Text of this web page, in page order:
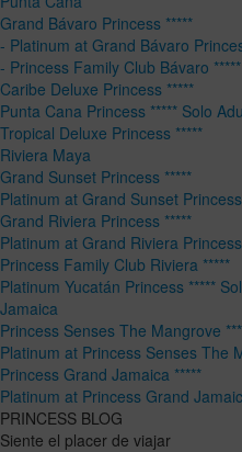
Grand Bávaro Princess *****
- Platinum at Grand Bávaro
- Princess Family Club Bávaro *****
Caribe Deluxe Princess *****
Punta Cana Princess ***** Solo
Tropical Deluxe Princess *****
Riviera Maya
Grand Sunset Princess *****
Platinum at Grand Sunset
Grand Riviera Princess *****
Platinum at Grand Riviera
Princess Family Club Riviera *****
Platinum Yucatán Princess *****
Jamaica
Princess Senses The Mangrove
Platinum at Princess Senses The
Princess Grand Jamaica *****
Platinum at Princess Grand
PRINCESS BLOG
Siente el placer de viajar